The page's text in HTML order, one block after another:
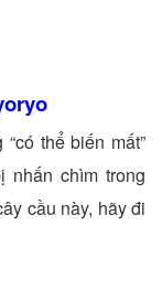
thể biến mất”
nhấn chìm trong
cầu này, hãy đi